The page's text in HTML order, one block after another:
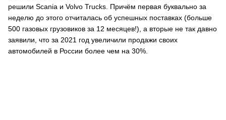
решили Scania и Volvo Trucks. Причём первая буквально за
неделю до этого отчиталась об успешных поставках (больше
500 газовых грузовиков за 12 месяцев!), а вторые не так давно
заявили, что за 2021 год увеличили продажи своих
автомобилей в России более чем на 30%.